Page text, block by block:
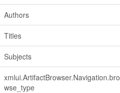
Authors
Titles
Subjects
xmlui.ArtifactBrowser.Navigation.bro
wse_type